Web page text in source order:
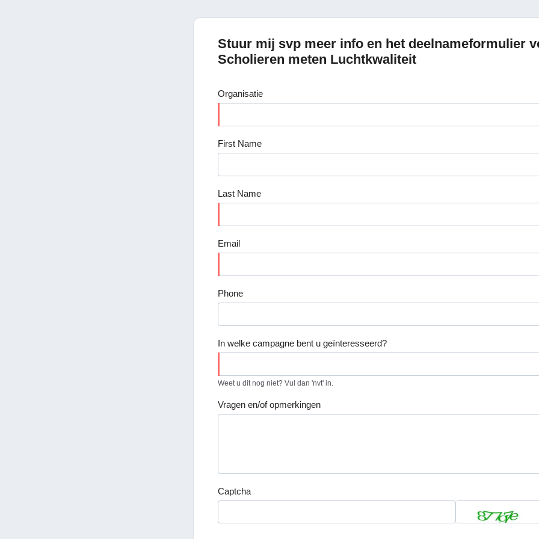
Stuur mij svp meer info en het deelnameformulier
Scholieren meten Luchtkwaliteit
Organisatie
First Name
Last Name
Email
Phone
In welke campagne bent u geïnteresseerd?
Weet u dit nog niet? Vul dan 'nvt' in.
Vragen en/of opmerkingen
Captcha